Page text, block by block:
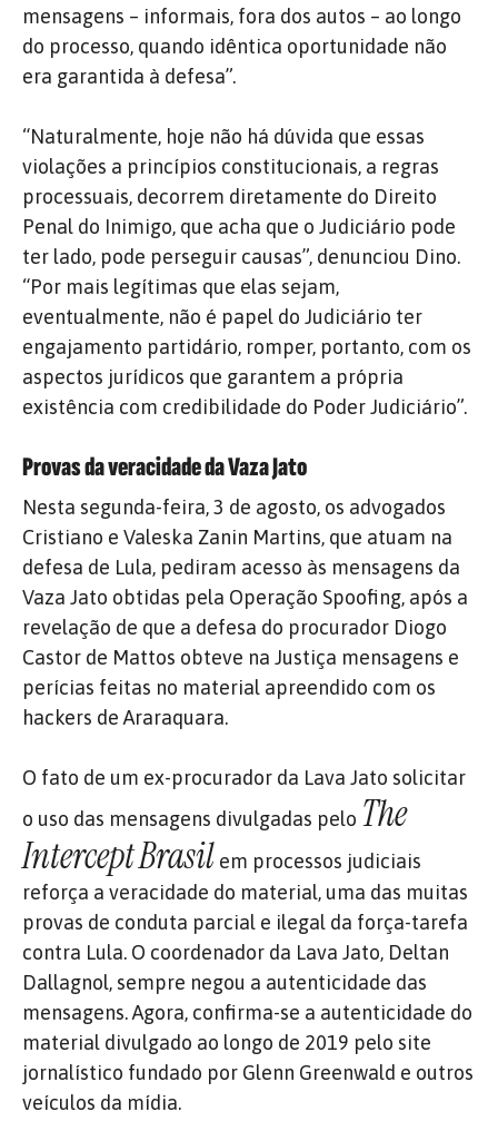
mensagens – informais, fora dos autos – ao longo
do processo, quando idêntica oportunidade não
era garantida à defesa”.
“Naturalmente, hoje não há dúvida que essas
violações a princípios constitucionais, a regras
processuais, decorrem diretamente do Direito
Penal do Inimigo, que acha que o Judiciário pode
ter lado, pode perseguir causas”, denunciou Dino.
“Por mais legítimas que elas sejam,
eventualmente, não é papel do Judiciário ter
engajamento partidário, romper, portanto, com os
aspectos jurídicos que garantem a própria
existência com credibilidade do Poder Judiciário”.
Provas da veracidade da Vaza Jato
Nesta segunda-feira, 3 de agosto, os advogados
Cristiano e Valeska Zanin Martins, que atuam na
defesa de Lula, pediram acesso às mensagens da
Vaza Jato obtidas pela Operação Spoofing, após a
revelação de que a defesa do procurador Diogo
Castor de Mattos obteve na Justiça mensagens e
perícias feitas no material apreendido com os
hackers de Araraquara.
O fato de um ex-procurador da Lava Jato solicitar
o uso das mensagens divulgadas pelo The
InterceptBrasil em processos judiciais
reforça a veracidade do material, uma das muitas
provas de conduta parcial e ilegal da força-tarefa
contra Lula. O coordenador da Lava Jato, Deltan
Dallagnol, sempre negou a autenticidade das
mensagens. Agora, confirma-se a autenticidade do
material divulgado ao longo de 2019 pelo site
jornalístico fundado por Glenn Greenwald e outros
veículos da mídia.